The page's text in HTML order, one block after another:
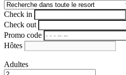
Check in
Check out
Promo code
Hôtes
Adultes